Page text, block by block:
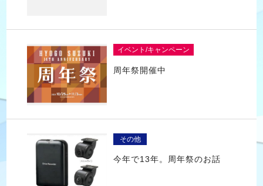
イベント/キャンペーン
周年祭開催中
その他
今年で13年。周年祭のお話